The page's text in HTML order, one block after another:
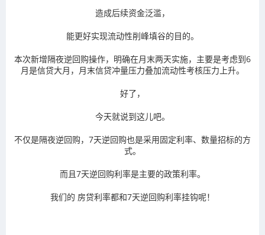
造成后续资金泛滥，
能更好实现流动性削峰填谷的目的。
本次新增隔夜逆回购操作，明确在月末两天实施，主要是考虑到6
月是信贷大月，月末信贷冲量压力叠加流动性考核压力 上升。
好了，
今天就说到这儿吧。
不仅是隔夜逆回购，7天逆回购也是采用固定利率、 数量招标的方
式。
而且7天逆回购利率是主要的政策利率。
我们的 房贷利率都和7天逆回购利率挂钩呢！